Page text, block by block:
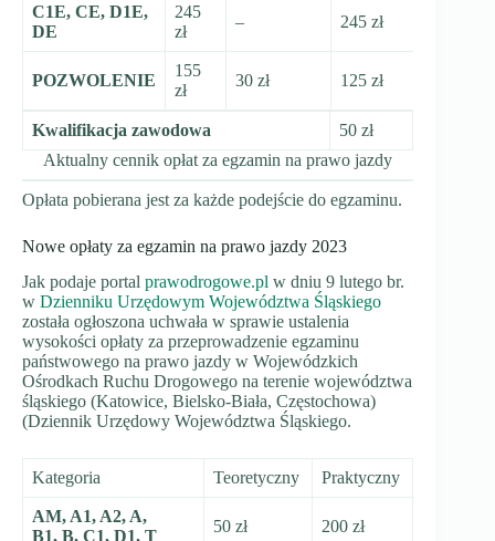
C1E, CE, D1E,
DE
245
zł
– 245 zł
POZWOLENIE
155
zł
30 zł 125 zł
Kwalifikacja zawodowa
50 zł
Aktualny cennik opłat za egzamin na prawo jazdy
Opłata pobierana jest za każde podejście do egzaminu.
Nowe opłaty za egzamin na prawo jazdy 2023
Jak podaje portal prawodrogowe.pl w dniu 9 lutego br.
w Dzienniku Urzędowym Województwa Śląskiego
została ogłoszona uchwała w sprawie ustalenia
wysokości opłaty za przeprowadzenie egzaminu
państwowego na prawo jazdy w Wojewódzkich
Ośrodkach Ruchu Drogowego na terenie województwa
śląskiego (Katowice, Bielsko-Biała, Częstochowa)
(Dziennik Urzędowy Województwa Śląskiego.
Kategoria Teoretyczny Praktyczny
AM, A1, A2, A,
B1, B, C1, D1, T
50 zł 200 zł